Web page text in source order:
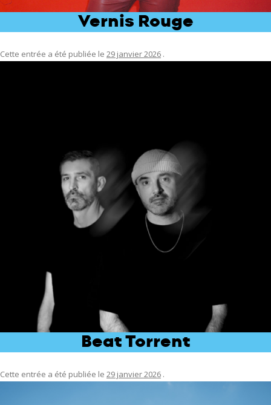
Vernis Rouge
Cette entrée a été publiée le 29 janvier 2026 .
Beat Torrent
Cette entrée a été publiée le 29 janvier 2026 .